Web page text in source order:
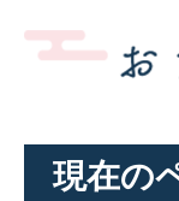
現在の